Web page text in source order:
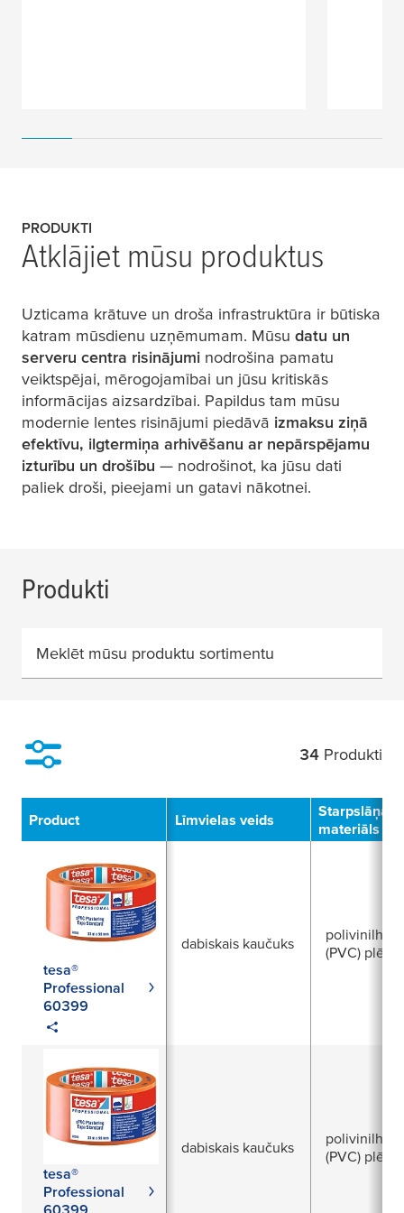
PRODUKTI
Atklājiet mūsu produktus
Uzticama krātuve un droša infrastruktūra ir būtiska
katram mūsdienu uzņēmumam. Mūsu datu un
serveru centra risinājumi nodrošina pamatu
veiktspējai, mērogojamībai un jūsu kritiskās
informācijas aizsardzībai. Papildus tam mūsu
modernie lentes risinājumi piedāvā izmaksu ziņā
efektīvu, ilgtermiņa arhivēšanu ar nepārspējamu
izturību un drošību — nodrošinot, ka jūsu dati
paliek droši, pieejami un gatavi nākotnei.
Produkti
Meklēt mūsu produktu sortimentu
34 Produkti
Product Līmvielas veids
Starpslāņa
materiāls
tesa®
Professional
60399
dabiskais kaučuks
(PVC) plēve
tesa®
Professional
60399
dabiskais kaučuks
(PVC) plēve